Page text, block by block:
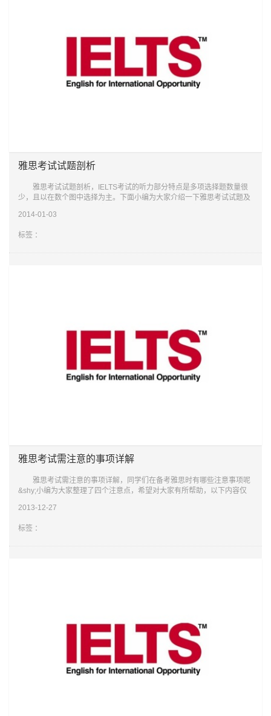
雅思考试试题剖析
雅思考试试题剖析，IELTS考试的听力部分特点是多项选择题数量很
少，且以在数个图中选择为主。下面小编为大家介绍一下雅思考试试题及
告诉B要在
2014-01-03
标签 ：
雅思考试需注意的事项详解
雅思考试需注意的事项详解，同学们在备考雅思时有哪些注意事项呢
&shy;小编为大家整理了四个注意点，希望对大家有所帮助，以下内容仅
少拿出一个
2013-12-27
标签 ：